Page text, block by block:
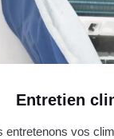
Entretien
entretenons vos